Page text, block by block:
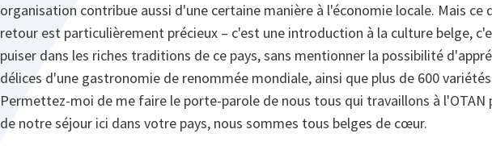
organisation contribue aussi d'une certaine manière à l'économie locale. Mais ce
retour est particulièrement précieux – c'est une introduction à la culture belge,
puiser dans les riches traditions de ce pays, sans mentionner la possibilité
délices d'une gastronomie de renommée mondiale, ainsi que plus de 600
Permettez-moi de me faire le porte-parole de nous tous qui travaillons à l'OTAN
de notre séjour ici dans votre pays, nous sommes tous belges de cœur.